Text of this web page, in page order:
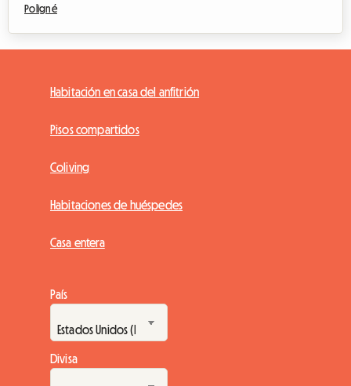
Poligné
Habitación en casa del anfitrión
Pisos compartidos
Coliving
Habitaciones de huéspedes
Casa entera
País
Divisa